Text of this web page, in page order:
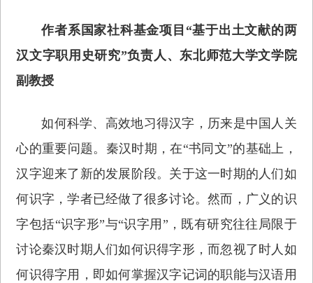
作者系国家社科基金项目“基于出土文献的两
汉文字职用史研究”负责人、东北师范大学文学院
副教授
如何科学、高效地习得汉字，历来是中国人关
心的重要问题。秦汉时期，在“书同文”的基础上，
汉字迎来了新的发展阶段。关于这一时期的人们如
何识字，学者已经做了很多讨论。然而，广义的识
字包括“识字形”与“识字用”，既有研究往往局限于
讨论秦汉时期人们如何识得字形，而忽视了时人如
何识得字用，即如何掌握汉字记词的职能与汉语用